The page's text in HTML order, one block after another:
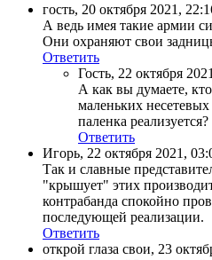
гость, 20 октября 2021,
А ведь имея такие армии
Они охраняют свои
Ответить
Гость, 22 октября
А как вы думаете,
маленьких несетевых
паленка реализуется?
Ответить
Игорь, 22 октября 2021,
Так и славные
"крышует" этих
контрабанда спокойно
последующей реализации.
Ответить
открой глаза свои, 23